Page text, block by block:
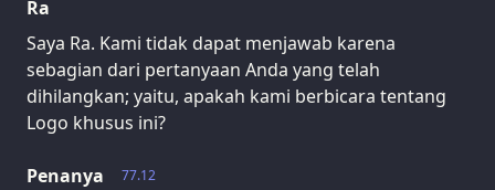
Ra
Saya Ra. Kami tidak dapat menjawab karena
sebagian dari pertanyaan Anda yang telah
dihilangkan; yaitu, apakah kami berbicara tentang
Logo khusus ini?
77.12
Penanya